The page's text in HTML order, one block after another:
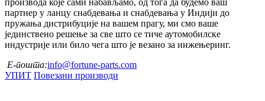
производа које сами набављамо, од тога да будемо ваш
партнер у ланцу снабдевања и снабдевања у Индији до
пружања дистрибуције на вашем прагу, ми смо ваше
јединствено решење за све што се тиче аутомобилске
индустрије или било чега што је везано за инжењеринг.
Е-пошта:info@fortune-parts.com
УПИТ Повезани производи